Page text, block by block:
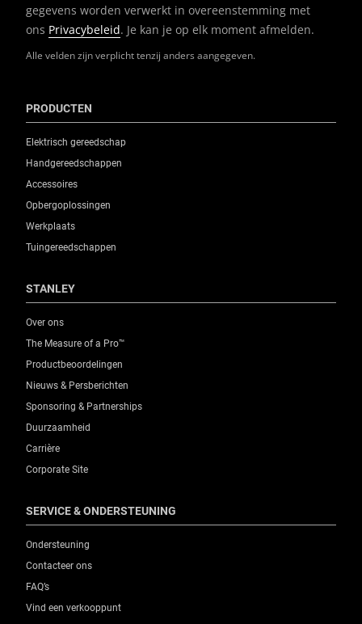
Alle velden zijn verplicht tenzij anders aangegeven.
gegevens worden verwerkt in overeenstemming met
ons Privacybeleid. Je kan je op elk moment afmelden.
PRODUCTEN
Elektrisch gereedschap
Handgereedschappen
Accessoires
Opbergoplossingen
Werkplaats
Tuingereedschappen
STANLEY
Over ons
The Measure of a Pro™
Productbeoordelingen
Nieuws & Persberichten
Sponsoring & Partnerships
Duurzaamheid
Carrière
Corporate Site
SERVICE & ONDERSTEUNING
Ondersteuning
Contacteer ons
FAQ’s
Vind een verkooppunt